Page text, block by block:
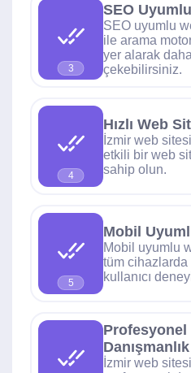
3
SEO
SEO uyumlu
ile arama
yer alarak
çekebilirsiniz.
4
Hızlı Web
İzmir web
etkili bir web
sahip olun.
5
Mobil
Mobil uyumlu
tüm
kullanıcı
Profesyonel
Danışmanlık
İzmir web